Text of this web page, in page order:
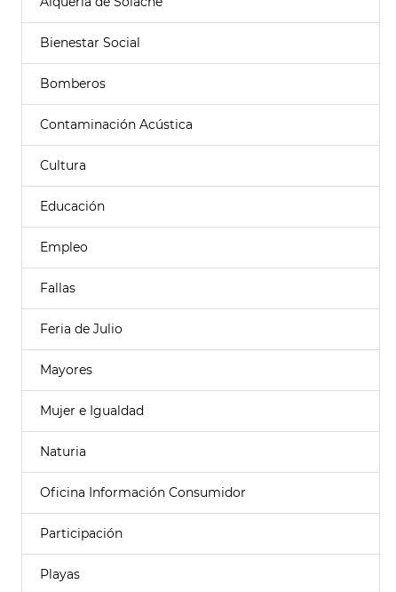
Bienestar Social
Bomberos
Contaminación Acústica
Cultura
Educación
Empleo
Fallas
Feria de Julio
Mayores
Mujer e Igualdad
Naturia
Oficina Información Consumidor
Participación
Playas